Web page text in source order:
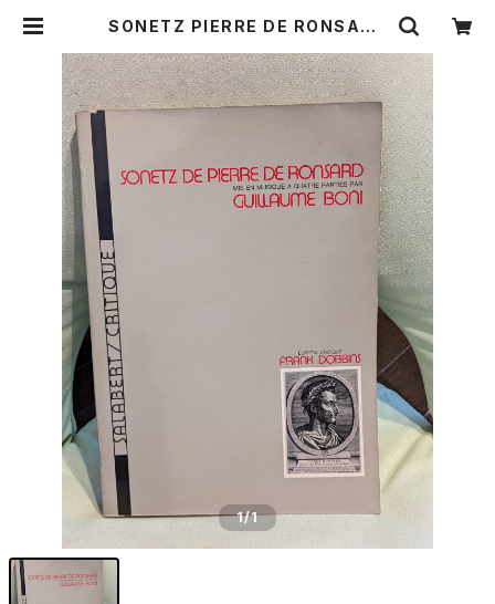
SONETZ PIERRE DE RONSARO
SALABERT/CRITIQUE 1987年
| Birds' Tale Collective
1/1